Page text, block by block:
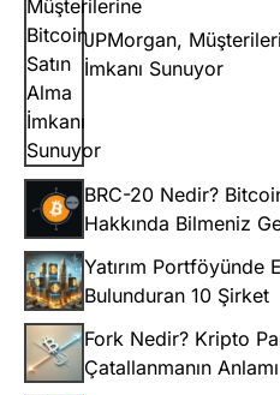
JPMorgan,
İmkanı Sunuyor
BRC-20 Nedir?
Hakkında Bilmeniz
Yatırım Portföyünde
Bulunduran 10 Şirket
Fork Nedir? Kripto
Çatallanmanın Anlamı